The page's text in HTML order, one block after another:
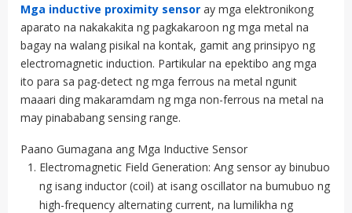
Mga inductive proximity sensor ay mga elektronikong
aparato na nakakakita ng pagkakaroon ng mga metal na
bagay na walang pisikal na kontak, gamit ang prinsipyo ng
electromagnetic induction. Partikular na epektibo ang mga
ito para sa pag-detect ng mga ferrous na metal ngunit
maaari ding makaramdam ng mga non-ferrous na metal na
may pinababang sensing range.
Paano Gumagana ang Mga Inductive Sensor
Electromagnetic Field Generation: Ang sensor ay binubuo
ng isang inductor (coil) at isang oscillator na bumubuo ng
high-frequency alternating current, na lumilikha ng